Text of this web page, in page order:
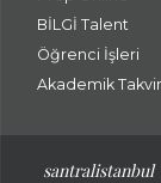
BİLGİ Talent
Öğrenci İşleri
Akademik
santralistanbul